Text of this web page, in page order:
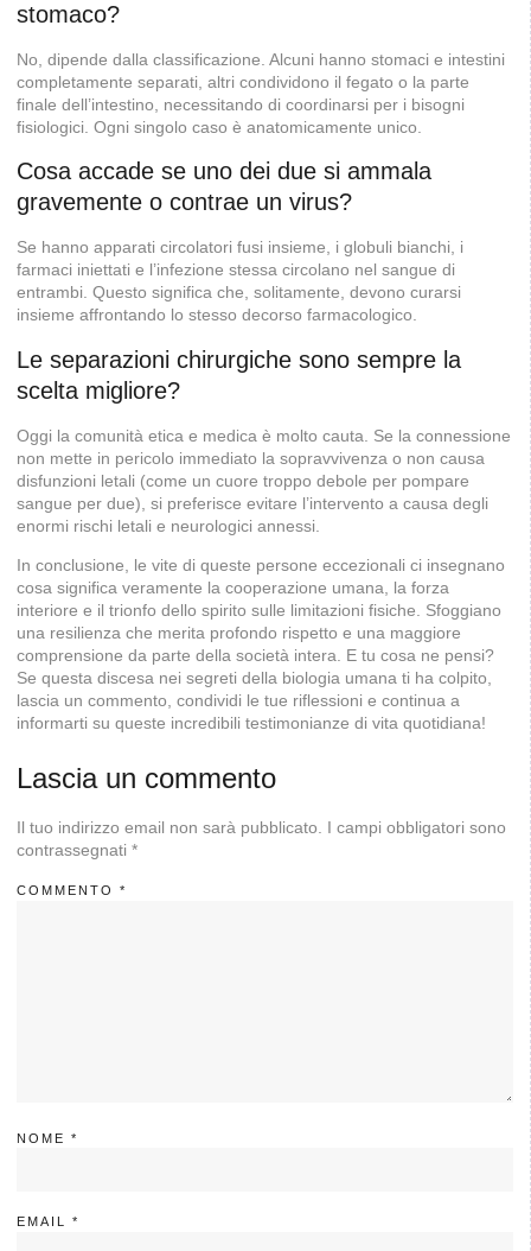
stomaco?
No, dipende dalla classificazione. Alcuni hanno stomaci e intestini
completamente separati, altri condividono il fegato o la parte
finale dell’intestino, necessitando di coordinarsi per i bisogni
fisiologici. Ogni singolo caso è anatomicamente unico.
Cosa accade se uno dei due si ammala
gravemente o contrae un virus?
Se hanno apparati circolatori fusi insieme, i globuli bianchi, i
farmaci iniettati e l’infezione stessa circolano nel sangue di
entrambi. Questo significa che, solitamente, devono curarsi
insieme affrontando lo stesso decorso farmacologico.
Le separazioni chirurgiche sono sempre la
scelta migliore?
Oggi la comunità etica e medica è molto cauta. Se la connessione
non mette in pericolo immediato la sopravvivenza o non causa
disfunzioni letali (come un cuore troppo debole per pompare
sangue per due), si preferisce evitare l’intervento a causa degli
enormi rischi letali e neurologici annessi.
In conclusione, le vite di queste persone eccezionali ci insegnano
cosa significa veramente la cooperazione umana, la forza
interiore e il trionfo dello spirito sulle limitazioni fisiche. Sfoggiano
una resilienza che merita profondo rispetto e una maggiore
comprensione da parte della società intera. E tu cosa ne pensi?
Se questa discesa nei segreti della biologia umana ti ha colpito,
lascia un commento, condividi le tue riflessioni e continua a
informarti su queste incredibili testimonianze di vita quotidiana!
Lascia un commento
Il tuo indirizzo email non sarà pubblicato.
I campi obbligatori sono
contrassegnati *
COMMENTO *
NOME *
EMAIL *